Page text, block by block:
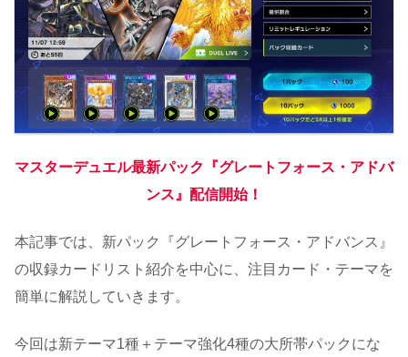
マスターデュエル最新パック『グレートフォース・アドバ
ンス』配信開始！
本記事では、新パック『グレートフォース・アドバンス』
の収録カードリスト紹介を中心に、注目カード・テーマを
簡単に解説していきます。
今回は新テーマ1種＋テーマ強化4種の大所帯パックにな